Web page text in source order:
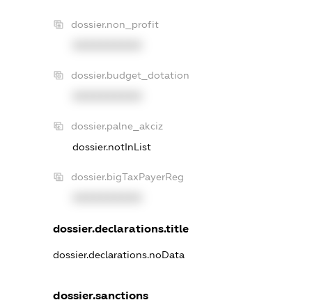
dossier.non_profit
dossier.budget_dotation
dossier.palne_akciz
dossier.notInList
dossier.bigTaxPayerReg
dossier.declarations.title
dossier.declarations.noData
dossier.sanctions